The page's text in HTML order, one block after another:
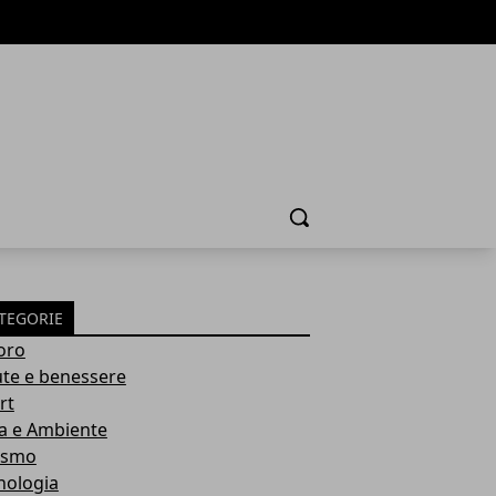
Cerca
e benessere
e Ambiente